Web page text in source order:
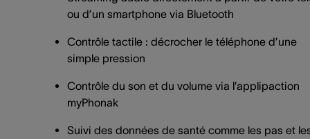
ou d’un smartphone via Bluetooth
Contrôle tactile : décrocher le téléphone d’une
simple pression
Contrôle du son et du volume via l’applipaction
myPhonak
Suivi des données de santé comme les pas et